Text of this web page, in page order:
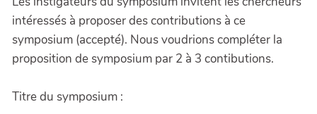
intéressés à proposer des contributions à ce
symposium (accepté). Nous voudrions compléter la
proposition de symposium par 2 à 3 contibutions.
Titre du symposium :